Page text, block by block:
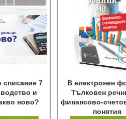
списание 7
и
ново?
В електронен
Тълковен
финансово-
понятия